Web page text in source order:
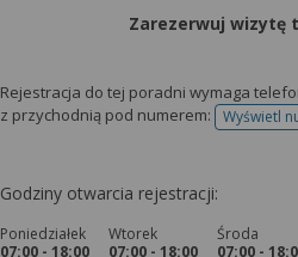
Zarezerwuj wizytę
Rejestracja do tej poradni wymaga
z przychodnią pod numerem:
Wyświetl
Godziny otwarcia rejestracji:
Poniedziałek
07:00 - 18:00
Wtorek
07:00 - 18:00
Środa
07:00 -